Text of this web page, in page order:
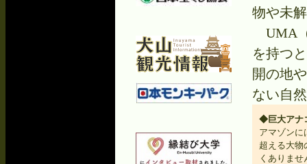
物や未
UMA
を持つ
開の地
ない自
◆巨大アナ
アマゾンに
超える大物
くありま